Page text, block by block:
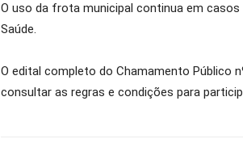
O uso da frota municipal continua em
Saúde.
O edital completo do Chamamento Público
consultar as regras e condições para